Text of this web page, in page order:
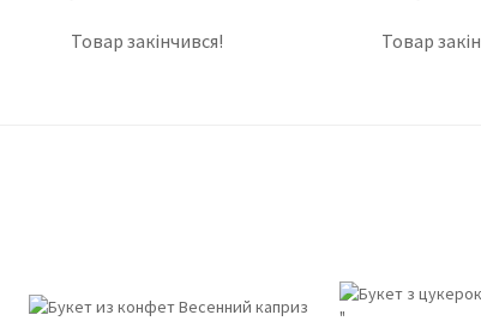
Товар закінчився! Товар